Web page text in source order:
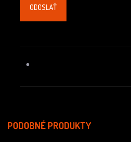
PODOBNÉ PRODUKTY